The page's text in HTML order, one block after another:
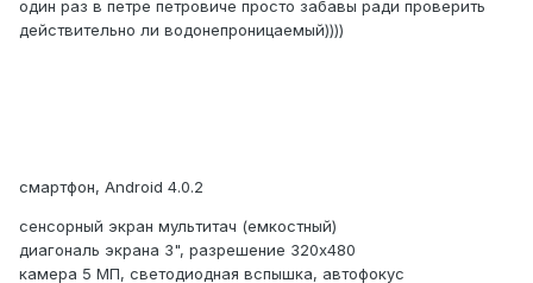
один раз в петре петровиче просто забавы ради проверить
действительно ли водонепроницаемый))))
смартфон, Android 4.0.2
сенсорный экран мультитач (емкостный)
диагональ экрана 3", разрешение 320x480
камера 5 МП, светодиодная вспышка, автофокус